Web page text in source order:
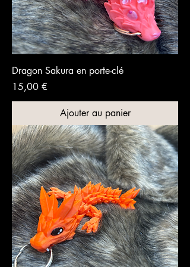
Dragon Sakura en porte-clé
Prix
15,00 €
Ajouter au panier